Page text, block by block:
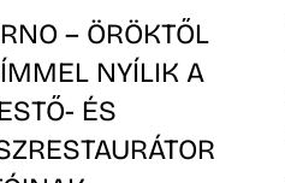
– ÖRÖKTŐL
NYÍLIK A
ÉS